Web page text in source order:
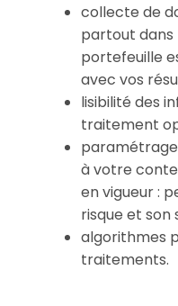
collecte de
partout dans
portefeuille
avec vos
lisibilité des
traitement
à votre
en vigueur :
risque et son
algorithmes
traitements.